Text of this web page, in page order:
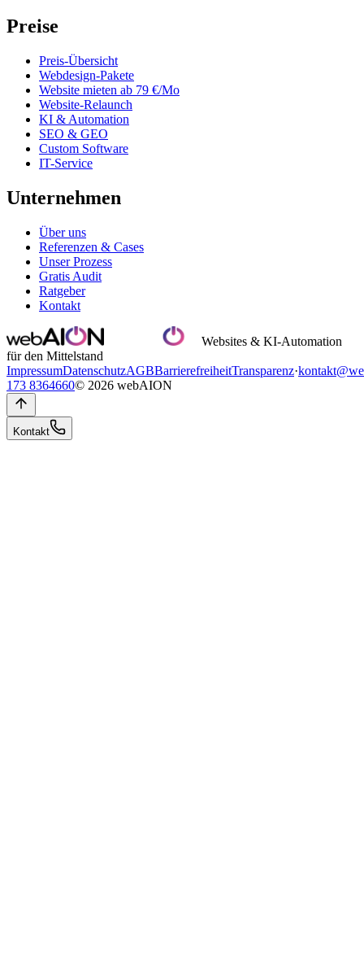
Preise
Preis-Übersicht
Webdesign-Pakete
Website mieten ab 79 €/Mo
Website-Relaunch
KI & Automation
SEO & GEO
Custom Software
IT-Service
Unternehmen
Über uns
Referenzen & Cases
Unser Prozess
Gratis Audit
Ratgeber
Kontakt
Websites & KI-Automation
für den Mittelstand
ImpressumDatenschutzAGBBarrierefreiheitTransparenz·
173 8364660© 2026 webAION
Kontakt